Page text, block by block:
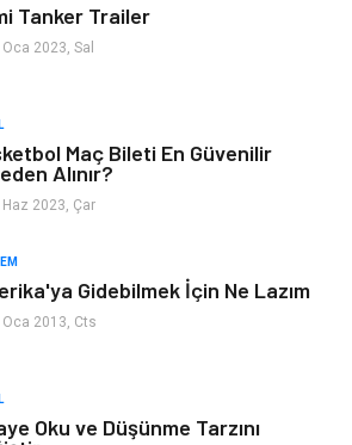
Mobilya
Moda
Tanker Trailer
2023, Sal
Maç Bileti En Güvenilir
Alınır?
2023, Çar
Gidebilmek İçin Ne Lazım
2013, Cts
Oku ve Düşünme Tarzını